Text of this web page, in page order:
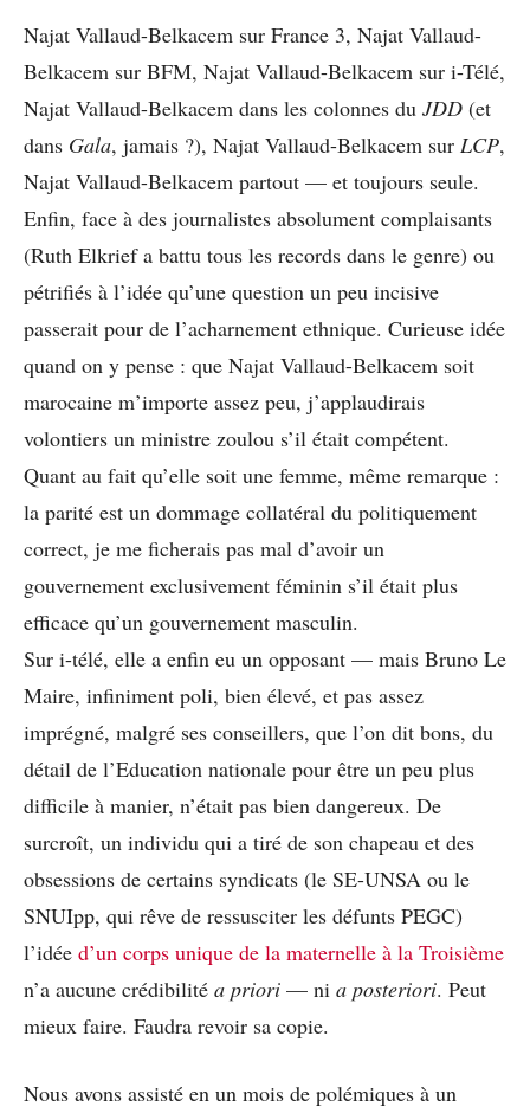
Najat Vallaud-Belkacem sur France 3, Najat Vallaud-
Belkacem sur BFM, Najat Vallaud-Belkacem sur i-Télé,
Najat Vallaud-Belkacem dans les colonnes du JDD (et
dans Gala, jamais ?), Najat Vallaud-Belkacem sur LCP,
Najat Vallaud-Belkacem partout — et toujours seule.
Enfin, face à des journalistes absolument complaisants
(Ruth Elkrief a battu tous les records dans le genre) ou
pétrifiés à l’idée qu’une question un peu incisive
passerait pour de l’acharnement ethnique. Curieuse idée
quand on y pense : que Najat Vallaud-Belkacem soit
marocaine m’importe assez peu, j’applaudirais
volontiers un ministre zoulou s’il était compétent.
Quant au fait qu’elle soit une femme, même remarque :
la parité est un dommage collatéral du politiquement
correct, je me ficherais pas mal d’avoir un
gouvernement exclusivement féminin s’il était plus
efficace qu’un gouvernement masculin.
Sur i-télé, elle a enfin eu un opposant — mais Bruno Le
Maire, infiniment poli, bien élevé, et pas assez
imprégné, malgré ses conseillers, que l’on dit bons, du
détail de l’Education nationale pour être un peu plus
difficile à manier, n’était pas bien dangereux. De
surcroît, un individu qui a tiré de son chapeau et des
obsessions de certains syndicats (le SE-UNSA ou le
SNUIpp, qui rêve de ressusciter les défunts PEGC)
l’idée d’un corps unique de la maternelle à la Troisième
n’a aucune crédibilité a priori — ni a posteriori. Peut
mieux faire. Faudra revoir sa copie.
Nous avons assisté en un mois de polémiques à un